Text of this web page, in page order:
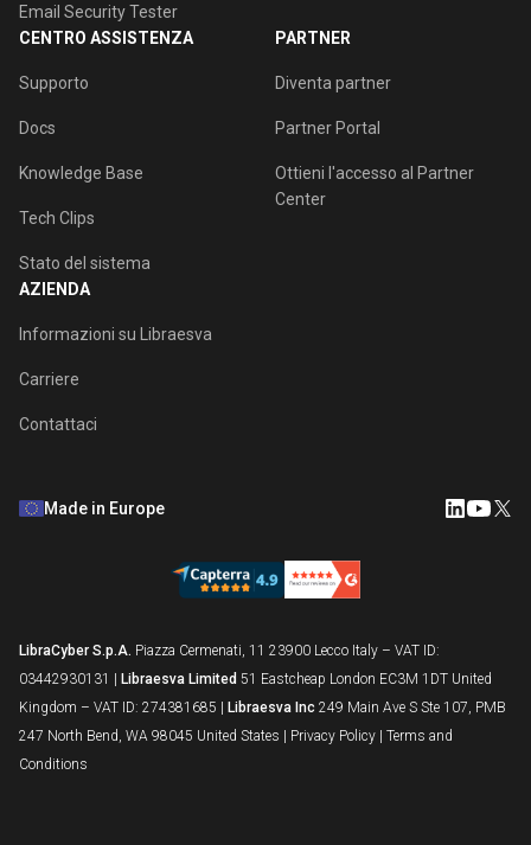
Email Security Tester
CENTRO ASSISTENZA
Supporto
Docs
Knowledge Base
Tech Clips
Stato del sistema
PARTNER
Diventa partner
Partner Portal
Ottieni l'accesso al Partner
Center
AZIENDA
Informazioni su Libraesva
Carriere
Contattaci
Made in Europe
LibraCyber S.p.A. Piazza Cermenati, 11 23900 Lecco Italy – VAT ID:
03442930131 | Libraesva Limited 51 Eastcheap London EC3M 1DT United
Kingdom – VAT ID: 274381685 | Libraesva Inc 249 Main Ave S Ste 107, PMB
247 North Bend, WA 98045 United States | Privacy Policy | Terms and
Conditions